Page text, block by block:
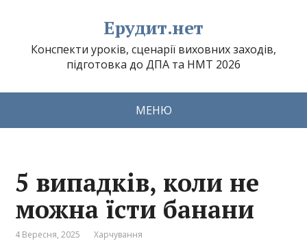
Ерудит.нет
Конспекти уроків, сценарії виховних заходів,
підготовка до ДПА та НМТ 2026
МЕНЮ
5 випадків, коли не
можна їсти банани
4 Вересня, 2025 Харчування